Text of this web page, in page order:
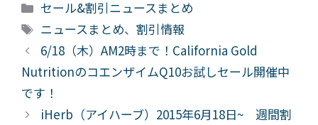
カ
テ
リ
ー
セール&割引ニュースまとめ
タ
グ
ニュースまとめ、割引情報
6/18（木）AM2時まで！California Gold
NutritionのコエンザイムQ10お試しセール開催中
です！
iHerb（アイハーブ）2015年6月18日~ 週間割